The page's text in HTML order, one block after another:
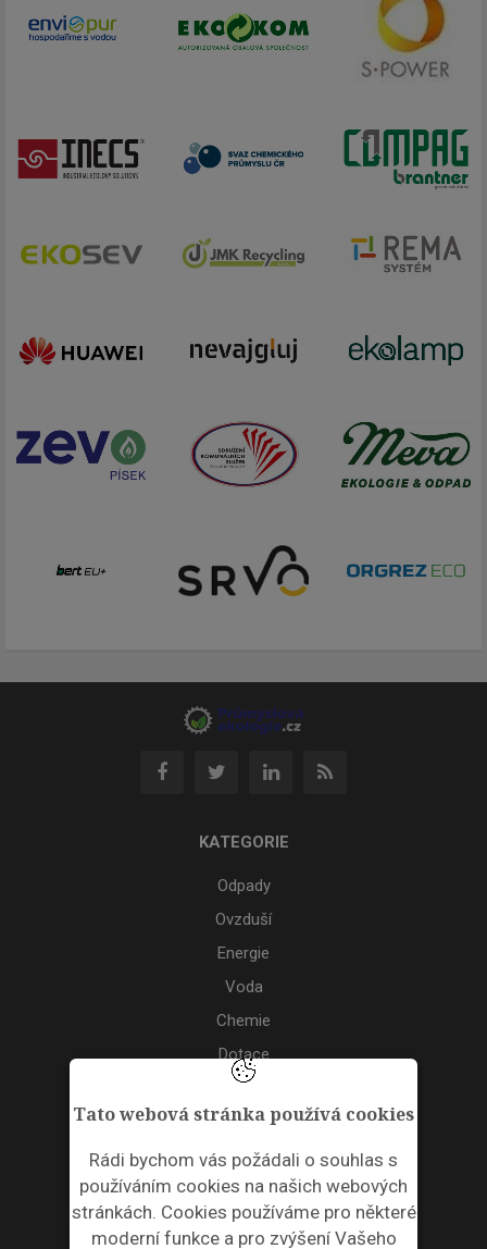
Tato webová stránka používá cookies
Rádi bychom vás požádali o souhlas s
používáním cookies na našich webových
stránkách. Cookies používáme pro některé
moderní funkce a pro zvýšení Vašeho
KATEGORIE
Odpady
Ovzduší
Energie
Voda
Chemie
Dotace
Akce
ODPADNÍ PLASTY